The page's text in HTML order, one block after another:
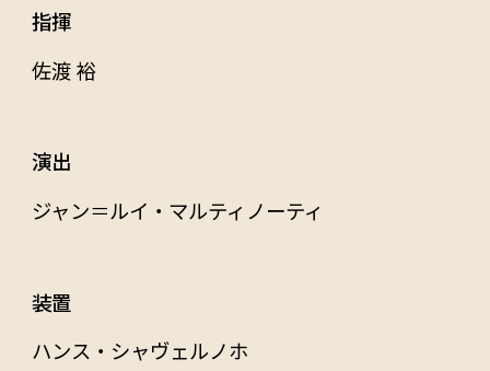
指揮
佐渡 裕
演出
ジャン＝ルイ・マルティノーティ
装置
ハンス・シャヴェルノホ